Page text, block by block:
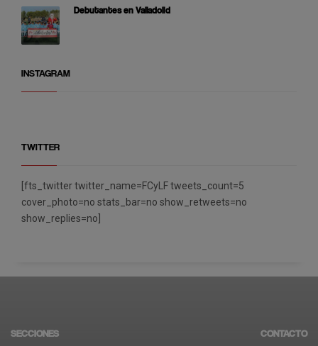
Debutantes en Valladolid
INSTAGRAM
TWITTER
[fts_twitter twitter_name=FCyLF tweets_count=5
cover_photo=no stats_bar=no show_retweets=no
show_replies=no]
SECCIONES CONTACTO